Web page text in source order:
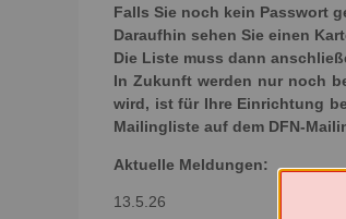
Falls Sie noch kein Passwort
Daraufhin sehen Sie einen
Die Liste muss dann
In Zukunft werden nur noch
wird, ist für Ihre Einrichtung
Mailingliste auf dem DFN-
Aktuelle Meldungen:
13.5.26